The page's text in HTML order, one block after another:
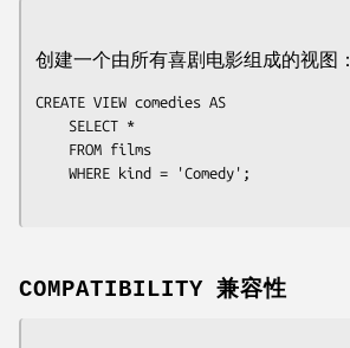
创建一个由所有喜剧电影组成的视图：
CREATE VIEW comedies AS
COMPATIBILITY 兼容性